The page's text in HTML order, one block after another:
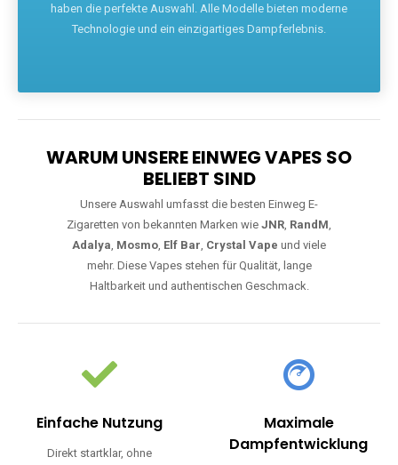
haben die perfekte Auswahl. Alle Modelle bieten moderne
Technologie und ein einzigartiges Dampferlebnis.
WARUM UNSERE EINWEG VAPES SO
BELIEBT SIND
Unsere Auswahl umfasst die besten Einweg E-
Zigaretten von bekannten Marken wie JNR, RandM,
Adalya, Mosmo, Elf Bar , Crystal Vape und viele
mehr. Diese Vapes stehen für Qualität, lange
Haltbarkeit und authentischen Geschmack.
Einfache Nutzung
Direkt startklar, ohne
Maximale
Dampfentwicklung